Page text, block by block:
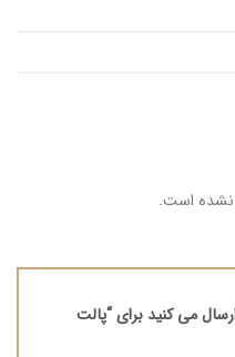
نشده است.
می کنید برای “پالت